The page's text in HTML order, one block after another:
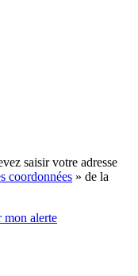
saisir votre adresse
coordonnées » de la
mon alerte